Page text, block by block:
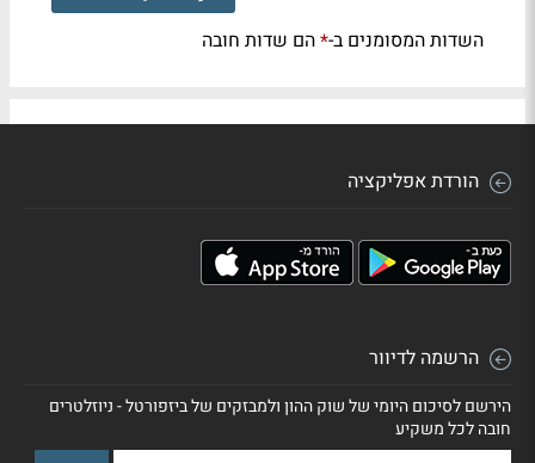
השדות המסומנים ב-*הם שדות חובה
הורדת אפליקציה
הרשמה לדיוור
הירשם לסיכום היומי של שוק ההון ולמבזקים של ביזפורטל - ניוזלטרים
חובה לכל משקיע